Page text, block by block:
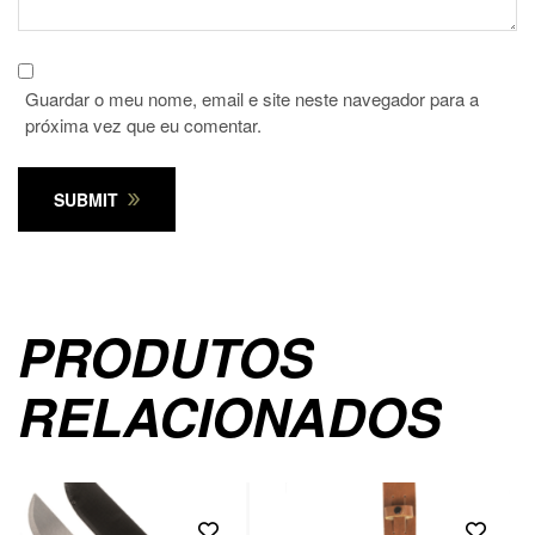
Guardar o meu nome, email e site neste navegador para a
próxima vez que eu comentar.
SUBMIT
PRODUTOS
RELACIONADOS